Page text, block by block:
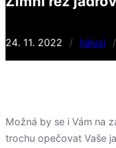
24. 11. 2022 / haluzi /
Možná by se i Vám na
trochu opečovat Vaše